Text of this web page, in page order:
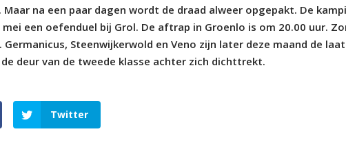
Maar na een paar dagen wordt de draad alweer opgepakt. De
een oefenduel bij Grol. De aftrap in Groenlo is om 20.00 uur.
Steenwijkerwold en Veno zijn later deze maand de
deur van de tweede klasse achter zich dichttrekt.
Twitter